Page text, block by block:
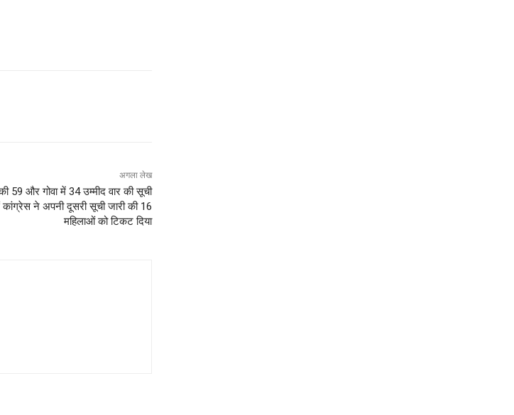
अगला लेख
59 और गोवा में 34 उम्मीद वार की सूची
कांग्रेस ने अपनी दूसरी सूची जारी की 16
महिलाओं को टिकट दिया